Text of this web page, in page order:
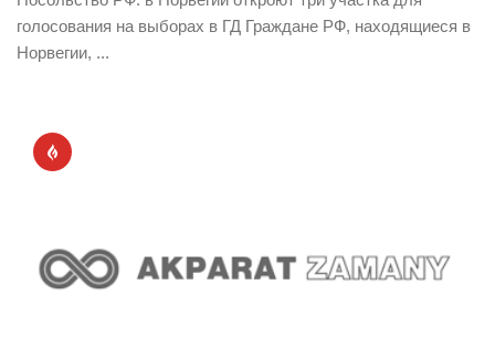
голосования на выборах в ГД Граждане РФ, находящиеся в
Норвегии, ...